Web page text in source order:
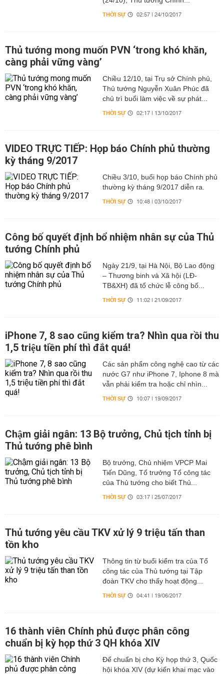
THỜI SỰ 02:57 | 24/10/2017
Thủ tướng mong muốn PVN ‘trong khó khăn,
càng phải vững vàng’
Chiều 12/10, tại Trụ sở Chính phủ,
Thủ tướng Nguyễn Xuân Phúc đã
chủ trì buổi làm việc về sự phát...
THỜI SỰ 02:17 | 13/10/2017
VIDEO TRỰC TIẾP: Họp báo Chính phủ thường
kỳ tháng 9/2017
Chiều 3/10, buổi họp báo Chính phủ
thường kỳ tháng 9/2017 diễn ra.
THỜI SỰ 10:48 | 03/10/2017
Công bố quyết định bổ nhiệm nhân sự của Thủ
tướng Chính phủ
Ngày 21/9, tại Hà Nội, Bộ Lao động
– Thương binh và Xã hội (LĐ-
TB&XH) đã tổ chức lễ công bố...
THỜI SỰ 11:02 | 21/09/2017
iPhone 7, 8 sao cũng kiểm tra? Nhìn qua rồi thu
1,5 triệu tiền phí thì đắt quá!
Các sản phẩm công nghệ cao từ các
nước G7 như iPhone 7, Iphone 8 mà
vẫn phải kiểm tra hoặc chỉ nhìn...
THỜI SỰ 10:07 | 19/09/2017
Chậm giải ngân: 13 Bộ trưởng, Chủ tịch tỉnh bị
Thủ tướng phê bình
Bộ trưởng, Chủ nhiệm VPCP Mai
Tiến Dũng, Tổ trưởng Tổ công tác
của Thủ tướng cho biết Thủ...
THỜI SỰ 03:17 | 25/07/2017
Thủ tướng yêu cầu TKV xử lý 9 triệu tấn than
tồn kho
Thông tin từ buổi kiểm tra của Tổ
công tác của Thủ tướng tại Tập
đoàn TKV cho thấy hoạt động...
THỜI SỰ 04:41 | 19/06/2017
16 thành viên Chính phủ được phân công
chuẩn bị kỳ họp thứ 3 QH khóa XIV
Để chuẩn bị cho Kỳ họp thứ 3, Quốc
hội khóa XIV (dự kiến khai mạc vào